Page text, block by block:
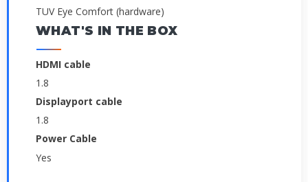
TUV Eye Comfort (hardware)
WHAT'S IN THE BOX
HDMI cable
1.8
Displayport cable
1.8
Power Cable
Yes